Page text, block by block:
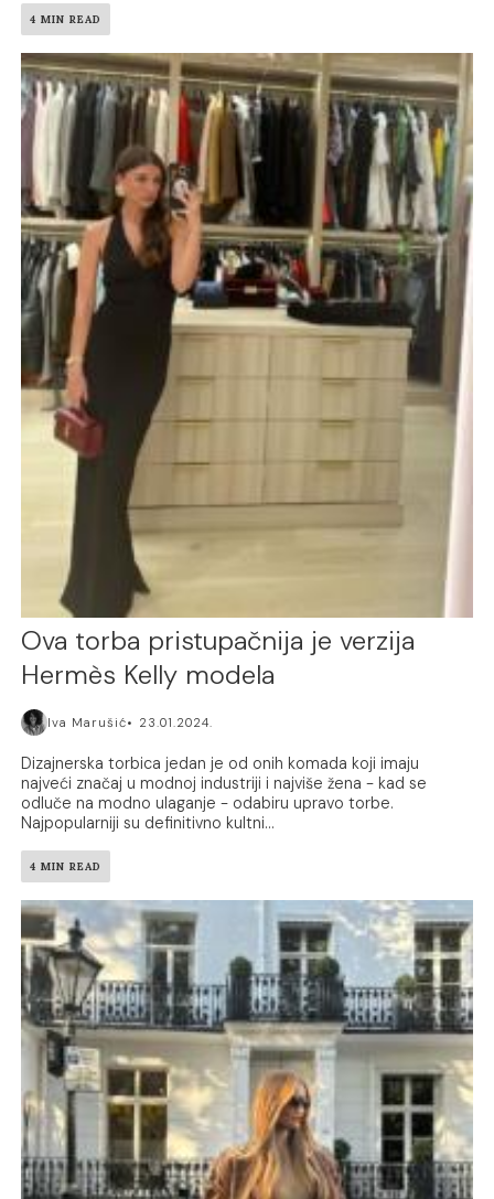
4 MIN READ
Ova torba pristupačnija je verzija
Hermès Kelly modela
Iva Marušić 23.01.2024.
Dizajnerska torbica jedan je od onih komada koji imaju
najveći značaj u modnoj industriji i najviše žena - kad se
odluče na modno ulaganje - odabiru upravo torbe.
Najpopularniji su definitivno kultni...
4 MIN READ